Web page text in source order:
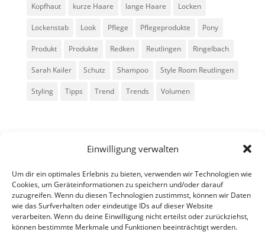
Einwilligung verwalten
Um dir ein optimales Erlebnis zu bieten, verwenden wir Technologien wie
Cookies, um Geräteinformationen zu speichern und/oder darauf
zuzugreifen. Wenn du diesen Technologien zustimmst, können wir Daten
wie das Surfverhalten oder eindeutige IDs auf dieser Website
verarbeiten. Wenn du deine Einwilligung nicht erteilst oder zurückziehst,
können bestimmte Merkmale und Funktionen beeinträchtigt werden.
Kopfhaut kurze Haare lange Haare Locken
Lockenstab Look Pflege Pflegeprodukte Pony
Produkt Produkte Redken Reutlingen Ringelbach
Sarah Kailer Schutz Shampoo Style Room Reutlingen
Styling Tipps Trend Trends Volumen
Alle Rechte vorbehalten - Sarah Kailer